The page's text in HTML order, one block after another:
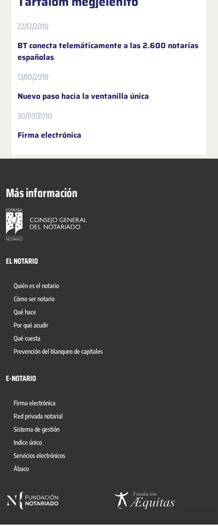
22/12/2010
BT conecta telemáticamente a las 2.600 notarías
españolas
13/10/2010
Nuevo paso hacia la ventanilla única
30/09/2010
Firma electrónica
Más información
EL NOTARIO
Quién es el notario
Cómo ser notario
Qué hace
Por qué acudir
Qué cuesta
Prevención del blanqueo de capitales
E-NOTARIO
Firma electrónica
Red privada notarial
Sistema de gestión
Indice único
Servicios electrónicos
Ábaco